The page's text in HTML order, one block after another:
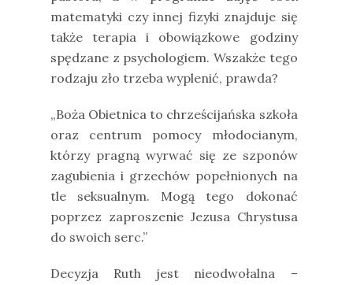
matematyki czy innej fizyki znajduje się
także terapia i obowiązkowe godziny
spędzane z psychologiem. Wszakże tego
rodzaju zło trzeba wyplenić, prawda?
„Boża Obietnica to chrześcijańska szkoła
oraz centrum pomocy młodocianym,
którzy pragną wyrwać się ze szponów
zagubienia i grzechów popełnionych na
tle seksualnym. Mogą tego dokonać
poprzez zaproszenie Jezusa Chrystusa
do swoich serc.”
Decyzja Ruth jest nieodwołalna –